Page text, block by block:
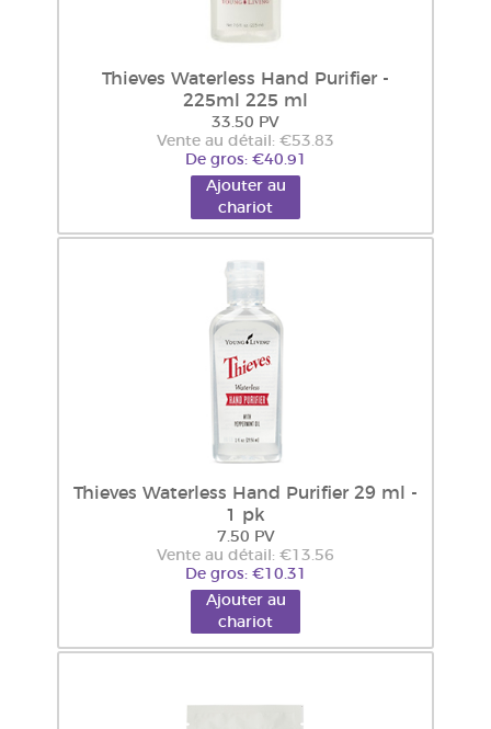
Thieves Waterless Hand Purifier -
225ml 225 ml
33.50 PV
Vente au détail: €53.83
De gros: €40.91
Ajouter au
chariot
Thieves Waterless Hand Purifier 29 ml -
1 pk
7.50 PV
Vente au détail: €13.56
De gros: €10.31
Ajouter au
chariot